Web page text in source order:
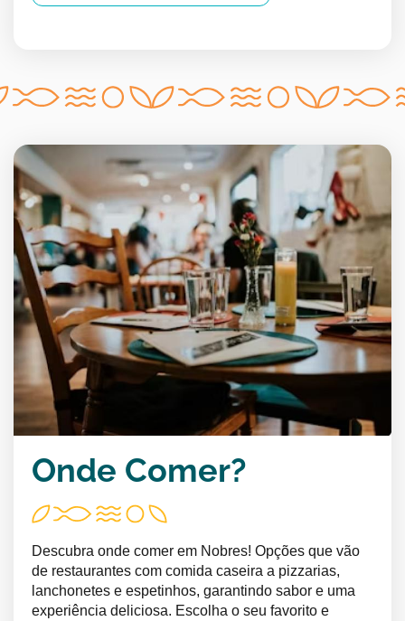
Gastronomia
Onde Comer?
Descubra onde comer em Nobres! Opções que vão
de restaurantes com comida caseira a pizzarias,
lanchonetes e espetinhos, garantindo sabor e uma
experiência deliciosa. Escolha o seu favorito e